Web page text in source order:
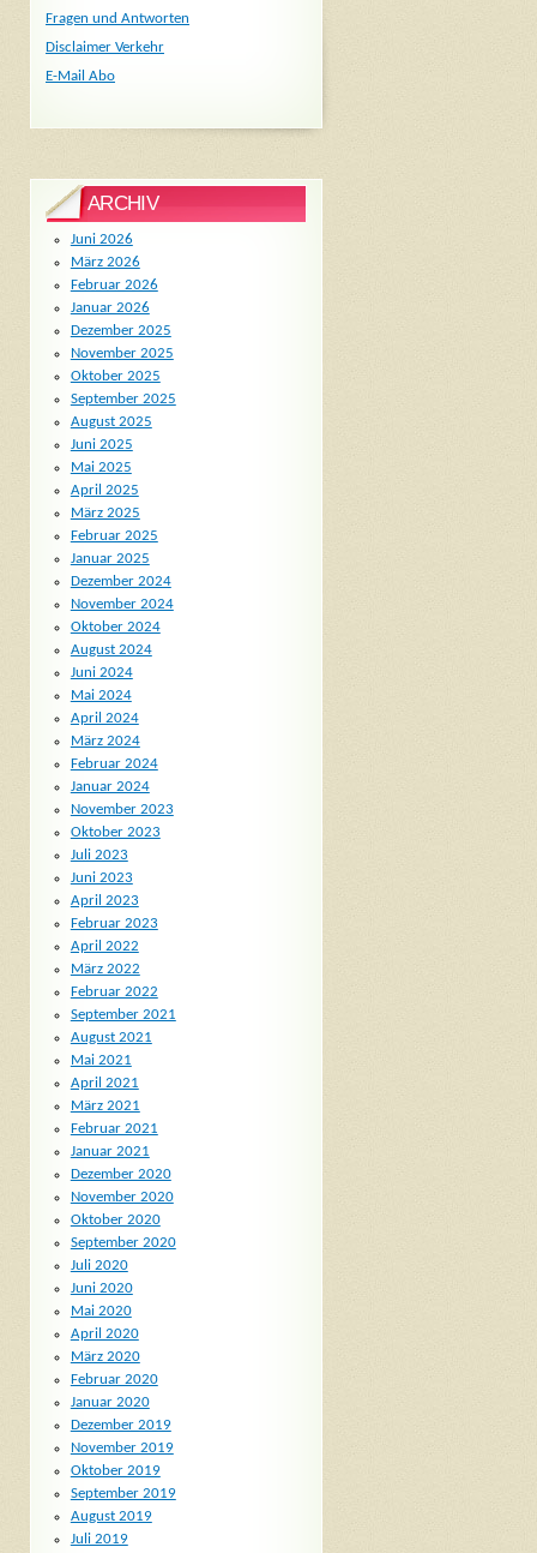
Fragen und Antworten
Disclaimer Verkehr
E-Mail Abo
ARCHIV
Juni 2026
März 2026
Februar 2026
Januar 2026
Dezember 2025
November 2025
Oktober 2025
September 2025
August 2025
Juni 2025
Mai 2025
April 2025
März 2025
Februar 2025
Januar 2025
Dezember 2024
November 2024
Oktober 2024
August 2024
Juni 2024
Mai 2024
April 2024
März 2024
Februar 2024
Januar 2024
November 2023
Oktober 2023
Juli 2023
Juni 2023
April 2023
Februar 2023
April 2022
März 2022
Februar 2022
September 2021
August 2021
Mai 2021
April 2021
März 2021
Februar 2021
Januar 2021
Dezember 2020
November 2020
Oktober 2020
September 2020
Juli 2020
Juni 2020
Mai 2020
April 2020
März 2020
Februar 2020
Januar 2020
Dezember 2019
November 2019
Oktober 2019
September 2019
August 2019
Juli 2019